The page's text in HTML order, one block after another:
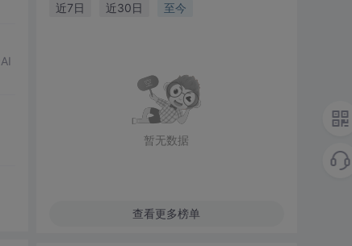
近7日 近30日 至今
暂无数据
查看更多榜单